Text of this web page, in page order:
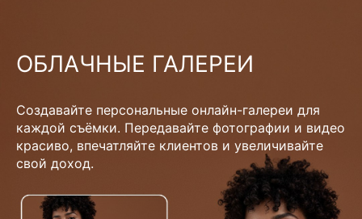
ОБЛАЧНЫЕ ГАЛЕРЕИ
Создавайте персональные онлайн-галереи для
каждой съёмки. Передавайте фотографии и видео
красиво, впечатляйте клиентов и увеличивайте
свой доход.